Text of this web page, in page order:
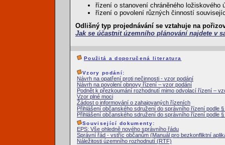
řízení o stanovení chráněného ložiskového
řízení o povolení různých činností
Odlišný typ projednávání se vztahuje na
Jak se účastnit územního plánování najdete v
Použitá a doporučená literatura
Vzory podání:
Návrh na opatření proti nečinnosti - vzor podání
Návrh na povolení obnovy řízení – vzor podání
Podnět k přezkoumání rozhodnutí mimo odvolací řízení –
Vzor plné moci
Žádost o informování o zahajovaných řízeních
Přihlášení občanského sdružení do správního řízení podle
Přihlášení občanského sdružení do správního řízení podle
Související dokumenty:
EPS: Vše ohledně nového správního řádu
Správní řád - vstříc občanům (Manuál pro bezkonfliktní
Náležitosti územního rozhodnutí (RTF)